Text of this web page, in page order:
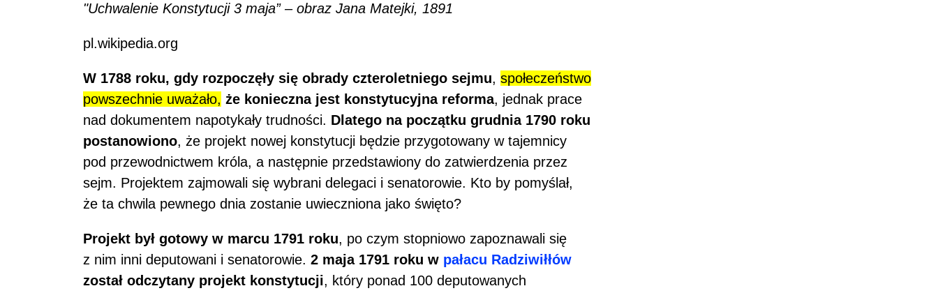
"Uchwalenie Konstytucji 3 maja” – obraz Jana Matejki, 1891
pl.wikipedia.org
W 1788 roku, gdy rozpoczęły się obrady czteroletniego sejmu, społeczeństwo
powszechnie uważało, że konieczna jest konstytucyjna reforma, jednak prace
nad dokumentem napotykały trudności. Dlatego na początku grudnia 1790 roku
postanowiono, że projekt nowej konstytucji będzie przygotowany w tajemnicy
pod przewodnictwem króla, a następnie przedstawiony do zatwierdzenia przez
sejm. Projektem zajmowali się wybrani delegaci i senatorowie. Kto by pomyślał,
że ta chwila pewnego dnia zostanie uwieczniona jako święto?
Projekt był gotowy w marcu 1791 roku, po czym stopniowo zapoznawali się
z nim inni deputowani i senatorowie. 2 maja 1791 roku w pałacu Radziwiłłów
został odczytany projekt konstytucji, który ponad 100 deputowanych